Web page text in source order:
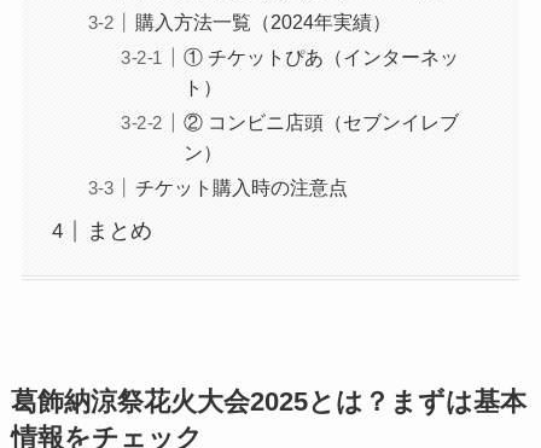
購入方法一覧（2024年実績）
① チケットぴあ（インターネッ
ト）
② コンビニ店頭（セブンイレブ
ン）
チケット購入時の注意点
まとめ
葛飾納涼祭花火大会2025とは？まずは基本
情報をチェック